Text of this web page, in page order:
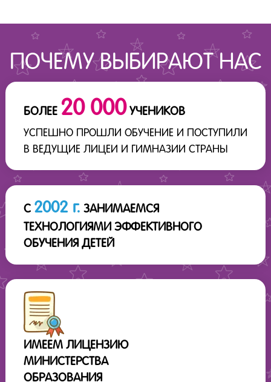
ПОЧЕМУ ВЫБИРАЮТ НАС
БОЛЕЕ 20 000УЧЕНИКОВ
УСПЕШНО ПРОШЛИ ОБУЧЕНИЕ И ПОСТУПИЛИ
В ВЕДУЩИЕ ЛИЦЕИ И ГИМНАЗИИ СТРАНЫ
С 2002 г. ЗАНИМАЕМСЯ
ТЕХНОЛОГИЯМИ ЭФФЕКТИВНОГО
ОБУЧЕНИЯ ДЕТЕЙ
ИМЕЕМ ЛИЦЕНЗИЮ
МИНИСТЕРСТВА
ОБРАЗОВАНИЯ